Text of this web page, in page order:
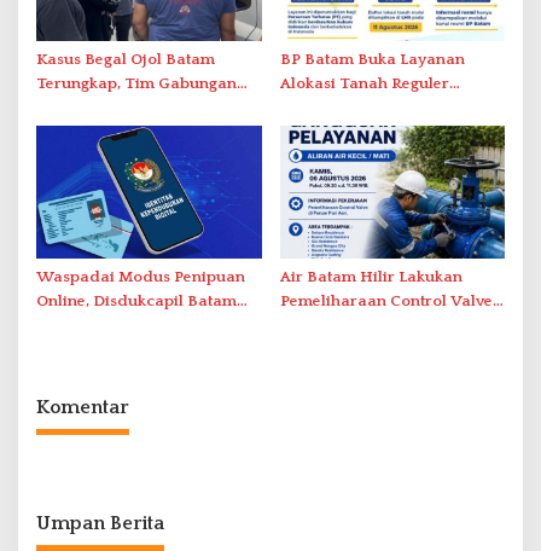
Kasus Begal Ojol Batam
Terungkap, Tim Gabungan
Simpang Dam
BP Batam Buka Layanan
Alokasi Tanah Reguler
Waspadai Modus Penipuan
Online, Disdukcapil Batam
Air Batam Hilir Lakukan
Pemeliharaan Control Valve,
Komentar
Umpan Berita